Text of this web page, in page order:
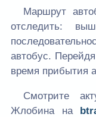
Маршрут
отследить:
автобус.
время прибытия
Смотрите
Жлобина на